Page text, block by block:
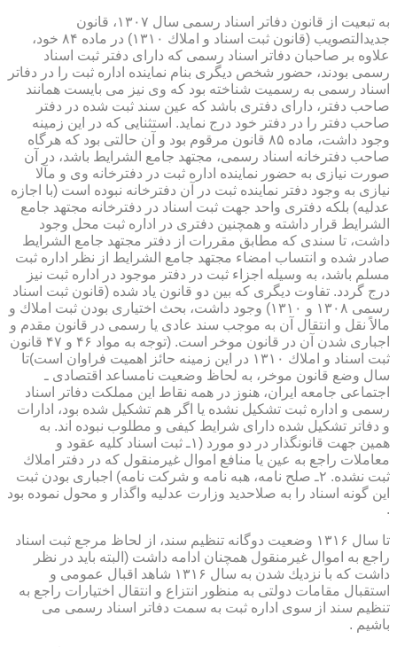
به تبعیت از قانون دفاتر اسناد رسمی سال ۱۳۰۷، قانون
جدیدالتصویب (قانون ثبت اسناد و املاك ۱۳۱۰) در ماده ۸۴ خود،
علاوه بر صاحبان دفاتر اسناد رسمی كه دارای دفتر ثبت اسناد
رسمی بودند، حضور شخص دیگری بنام نماینده اداره ثبت را در دفاتر
اسناد رسمی به رسمیت شناخته بود كه وی نیز می بایست همانند
صاحب دفتر، دارای دفتری باشد كه عین سند ثبت شده در دفتر
صاحب دفتر را در دفتر خود درج نماید. استثنایی كه در این زمینه
وجود داشت، ماده ۸۵ قانون مرقوم بود و آن حالتی بود كه هرگاه
صاحب دفترخانه اسناد رسمی، مجتهد جامع الشرایط باشد، در آن
صورت نیازی به حضور نماینده اداره ثبت در دفترخانه وی و مآلا
نیازی به وجود دفتر نماینده ثبت در آن دفترخانه نبوده است (با اجازه
عدلیه) بلكه دفتری واحد جهت ثبت اسناد در دفترخانه مجتهد جامع
الشرایط قرار داشته و همچنین دفتری در اداره ثبت محل وجود
داشت، تا سندی كه مطابق مقررات از دفتر مجتهد جامع الشرایط
صادر شده و انتساب امضاء مجتهد جامع الشرایط از نظر اداره ثبت
مسلم باشد، به وسیله اجزاء ثبت در دفتر موجود در اداره ثبت نیز
درج گردد. تفاوت دیگری كه بین دو قانون یاد شده (قانون ثبت اسناد
رسمی ۱۳۰۸ و ۱۳۱۰) وجود داشت، بحث اختیاری بودن ثبت املاك و
مالاً نقل و انتقال آن به موجب سند عادی یا رسمی در قانون مقدم و
اجباری شدن آن در قانون موخر است. (توجه به مواد ۴۶ و ۴۷ قانون
ثبت اسناد و املاك ۱۳۱۰ در این زمینه حائز اهمیت فراوان است)تا
سال وضع قانون موخر، به لحاظ وضعیت نامساعد اقتصادی ـ
اجتماعی جامعه ایران، هنوز در همه نقاط این مملكت دفاتر اسناد
رسمی و اداره ثبت تشكیل نشده یا اگر هم تشكیل شده بود، ادارات
و دفاتر تشكیل شده دارای شرایط كیفی و مطلوب نبوده اند. به
همین جهت قانونگذار در دو مورد (۱ـ ثبت اسناد كلیه عقود و
معاملات راجع به عین یا منافع اموال غیرمنقول كه در دفتر املاك
ثبت نشده. ۲ـ صلح نامه، هبه نامه و شركت نامه) اجباری بودن ثبت
این گونه اسناد را به صلاحدید وزارت عدلیه واگذار و محول نموده بود
.
تا سال ۱۳۱۶ وضعیت دوگانه تنظیم سند، از لحاظ مرجع ثبت اسناد
راجع به اموال غیرمنقول همچنان ادامه داشت (البته باید در نظر
داشت كه با نزدیك شدن به سال ۱۳۱۶ شاهد اقبال عمومی و
استقبال مقامات دولتی به منظور انتزاع و انتقال اختیارات راجع به
تنظیم سند از سوی اداره ثبت به سمت دفاتر اسناد رسمی می
باشیم .